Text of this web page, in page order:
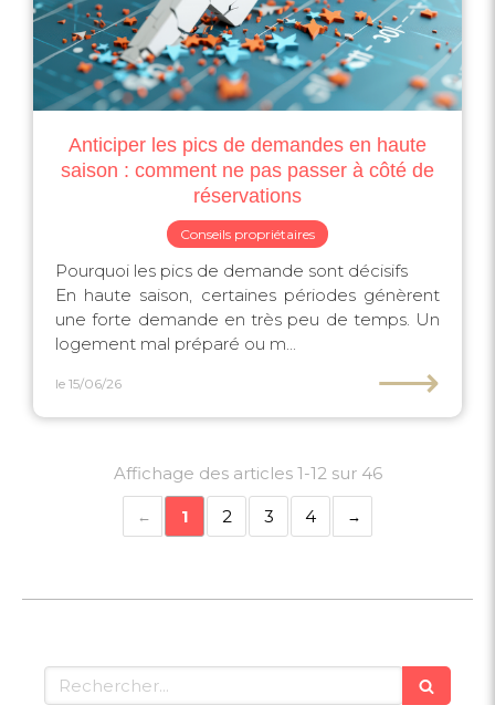
Anticiper les pics de demandes en haute
saison : comment ne pas passer à côté de
réservations
Conseils propriétaires
Pourquoi les pics de demande sont décisifs
En haute saison, certaines périodes génèrent
une forte demande en très peu de temps. Un
logement mal préparé ou m...
le 15/06/26 ⟶
Affichage des articles 1-12 sur 46
1 2 3 4
Rechercher